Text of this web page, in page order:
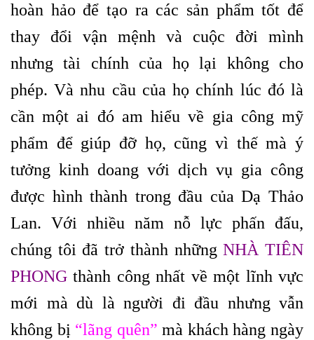
hoàn hảo để tạo ra các sản phẩm tốt để
thay đổi vận mệnh và cuộc đời mình
nhưng tài chính của họ lại không cho
phép. Và nhu cầu của họ chính lúc đó là
cần một ai đó am hiểu về gia công mỹ
phẩm để giúp đỡ họ, cũng vì thế mà ý
tưởng kinh doang với dịch vụ gia công
được hình thành trong đầu của Dạ Thảo
Lan. Với nhiều năm nỗ lực phấn đấu,
chúng tôi đã trở thành nhữngNHÀ TIÊN
PHONG thành công nhất về một lĩnh vực
mới mà dù là người đi đầu nhưng vẫn
không bị “lãng quên” mà khách hàng ngày